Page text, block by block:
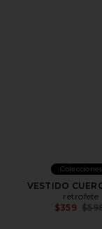
Colecciones
VESTIDO
retrofete
$359